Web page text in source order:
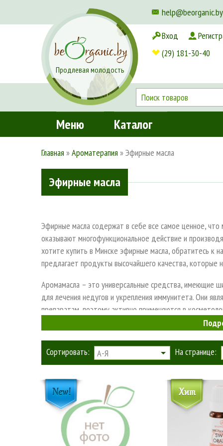
help@beorganic.by
Доставка и оплата
Продлевая молодость
Вход
(29) 181-30-40
Меню Каталог
Главная »Ароматерапия »Эфирные масла
Эфирные масла
Эфирные масла содержат в себе все самое ценное, что
оказывают многофункциональное действие и
хотите купить в Минске эфирные масла, обратитесь к
предлагает продукты высочайшего качества, которые
Аромамасла – это универсальные средства, имеющие
для лечения недугов и укрепления иммунитета. Они
препаратам, поэтому активно применяются в
Как выбрать качественные
качественный продукт от подделки. Признаками
этикетка с пометкой «100% натуральное
годности и названием растения для получения
флакон из темного стекла с дозатором и
Сортировать: А-Я На странице: